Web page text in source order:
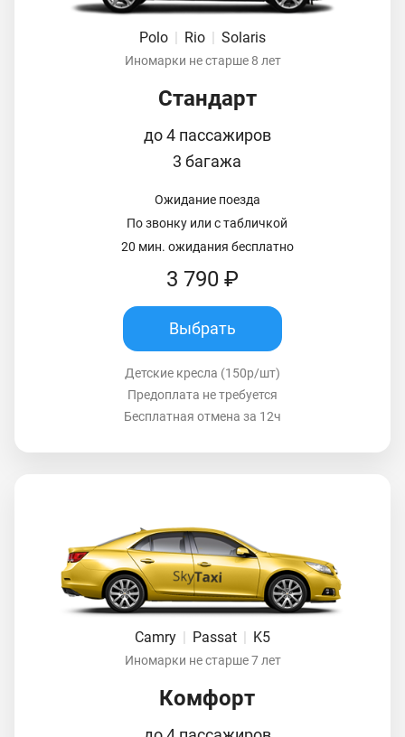
Polo | Rio | Solaris
Иномарки не старше 8 лет
Стандарт
до 4 пассажиров
3 багажа
Ожидание поезда
По звонку или с табличкой
20 мин. ожидания бесплатно
3 790 ₽
Выбрать
Детские кресла (150р/шт)
Предоплата не требуется
Бесплатная отмена за 12ч
Camry Passat K5
Иномарки не старше 7 лет
Комфорт